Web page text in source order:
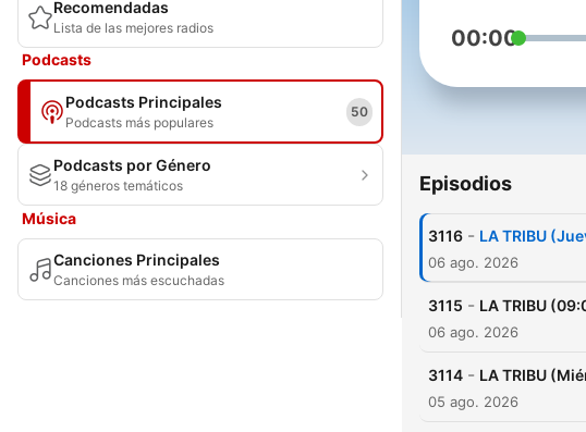
Recomendadas
Lista de las mejores radios
Podcasts
Podcasts Principales
Podcasts más populares
50
Podcasts por Género
18 géneros temáticos
Música
Canciones Principales
Canciones más escuchadas
00:00
Episodios
3116 - LA TRIBU
06 ago. 2026
3115 - LA TRIBU
06 ago. 2026
3114 - LA TRIBU
05 ago. 2026